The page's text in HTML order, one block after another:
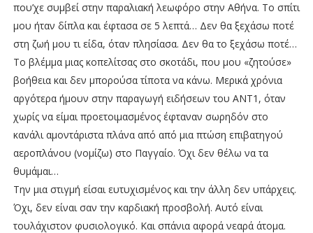
που’χε συμβεί στην παραλιακή λεωφόρο στην Αθήνα. Το σπίτι
μου ήταν δίπλα και έφτασα σε 5 λεπτά… Δεν θα ξεχάσω ποτέ
στη ζωή μου τι είδα, όταν πλησίασα. Δεν θα το ξεχάσω ποτέ…
Το βλέμμα μιας κοπελίτσας στο σκοτάδι, που μου «ζητούσε»
βοήθεια και δεν μπορούσα τίποτα να κάνω. Μερικά χρόνια
αργότερα ήμουν στην παραγωγή ειδήσεων του ΑΝΤ1, όταν
χωρίς να είμαι προετοιμασμένος έφταναν σωρηδόν στο
κανάλι αμοντάριστα πλάνα από από μια πτώση επιβατηγού
αεροπλάνου (νομίζω) στο Παγγαίο. Όχι δεν θέλω να τα
θυμάμαι…
Την μια στιγμή είσαι ευτυχισμένος και την άλλη δεν υπάρχεις.
Όχι, δεν είναι σαν την καρδιακή προσβολή. Αυτό είναι
τουλάχιστον φυσιολογικό. Και σπάνια αφορά νεαρά άτομα.